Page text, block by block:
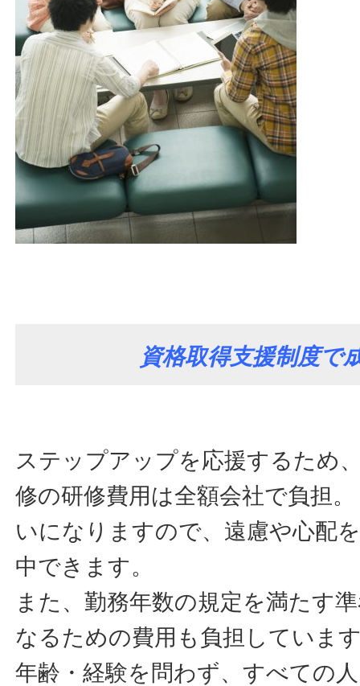
資格取得支援制度で
ステップアップを応援するため
修の研修費用は全額会社で負担
いになりますので、遠慮や心配
中できます。
また、勤務年数の規定を満たす
なるための費用も負担していま
年齢・経験を問わず、すべての